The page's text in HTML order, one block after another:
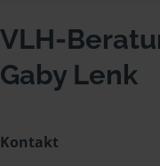
VLH-
Gaby Lenk
Kontakt